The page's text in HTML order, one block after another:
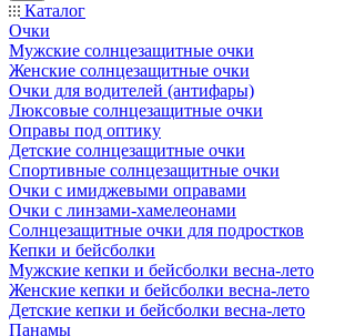
Каталог
Очки
Мужские солнцезащитные очки
Женские солнцезащитные очки
Очки для водителей (антифары)
Люксовые солнцезащитные очки
Оправы под оптику
Детские солнцезащитные очки
Спортивные солнцезащитные очки
Очки с имиджевыми оправами
Очки с линзами-хамелеонами
Солнцезащитные очки для подростков
Кепки и бейсболки
Мужские кепки и бейсболки весна-лето
Женские кепки и бейсболки весна-лето
Детские кепки и бейсболки весна-лето
Панамы